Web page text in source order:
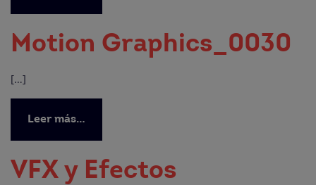
Motion Graphics_0030
[…]
Leer más…
VFX y Efectos